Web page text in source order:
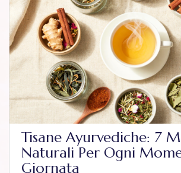
Tisane Ayurvediche: 7
Naturali Per Ogni
Giornata